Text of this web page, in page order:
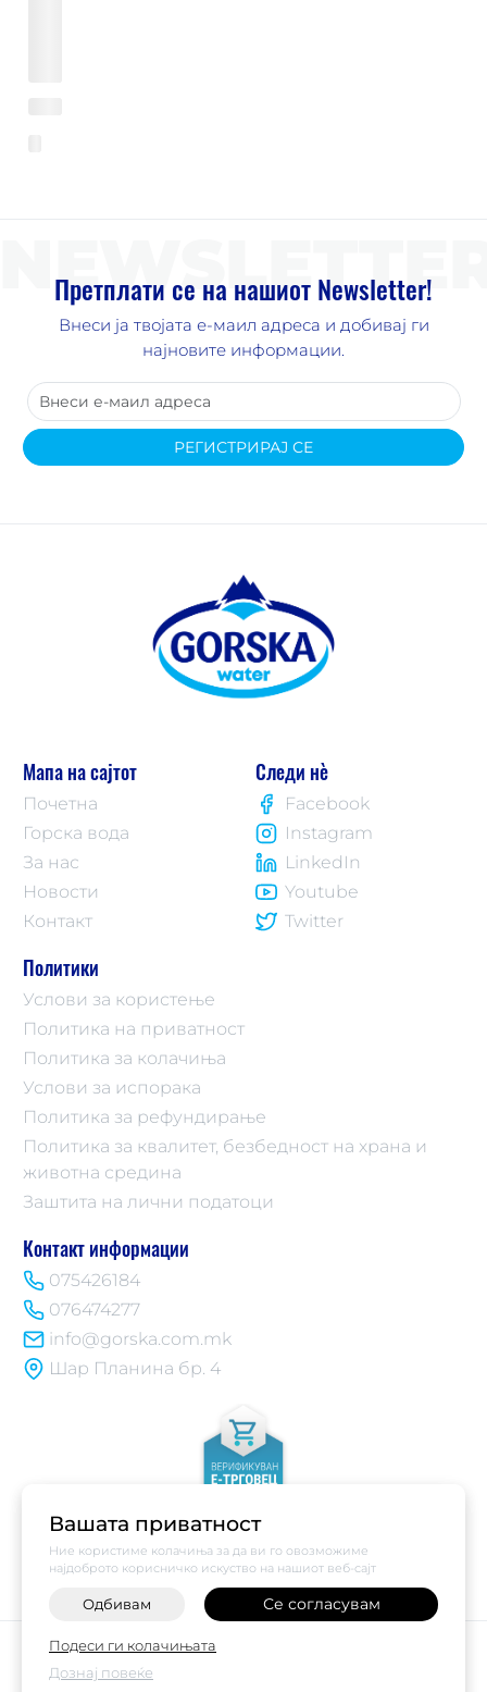
Вашата приватност
Ние користиме колачиња за да ви го овозможиме
најдоброто корисничко искуство на нашиот веб-сајт
Одбивам Се согласувам
Подеси ги колачињата
Дознај повеќе
Претплати се на нашиот Newsletter!
Внеси ја твојата е-маил адреса и добивај ги
најновите информации.
РЕГИСТРИРАЈ СЕ
Мапа на сајтот
Почетна
Горска вода
За нас
Новости
Контакт
Политики
Услови за користење
Политика на приватност
Политика за колачиња
Услови за испорака
Политика за рефундирање
Политика за квалитет, безбедност на храна и
животна средина
Заштита на лични податоци
Контакт информации
075426184
076474277
info@gorska.com.mk
Шар Планина бр. 4
Следи нè
Facebook
Instagram
LinkedIn
Youtube
Twitter
©2026Vendor x
Поставки за колачиња